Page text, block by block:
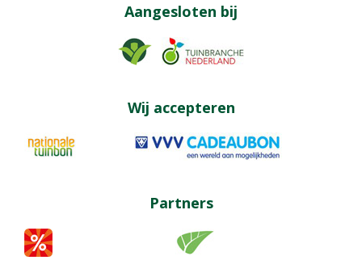
Aangesloten bij
Wij accepteren
Partners